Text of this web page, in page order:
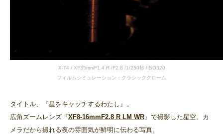
X-T4 / XF35mmF1.4 R /F2.8 /1/250秒 /ISO320
フィルムシミュレーション：クラシッククローム
タイトル、『星をキャッチするわたし』。
広角ズームレンズ『XF8-16mmF2.8 R LM WR 』で撮影した星空。カ
メラだから撮れる夜の雰囲気が鮮明に伝わる写真。